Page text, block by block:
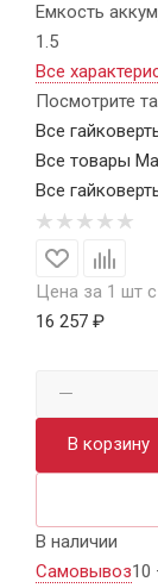
Емкость
1.5
Все
Посмотрите
Все
Все товары
Все
Цена за 1 шт
16 257 ₽
В корзину
В наличии
Самовывоз10